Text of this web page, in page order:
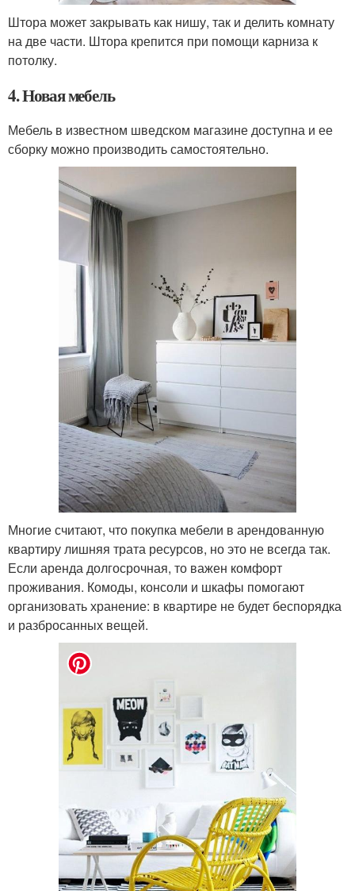
Штора может закрывать как нишу, так и делить комнату
на две части. Штора крепится при помощи карниза к
потолку.
4. Новая мебель
Мебель в известном шведском магазине доступна и ее
сборку можно производить самостоятельно.
Многие считают, что покупка мебели в арендованную
квартиру лишняя трата ресурсов, но это не всегда так.
Если аренда долгосрочная, то важен комфорт
проживания. Комоды, консоли и шкафы помогают
организовать хранение: в квартире не будет беспорядка
и разбросанных вещей.